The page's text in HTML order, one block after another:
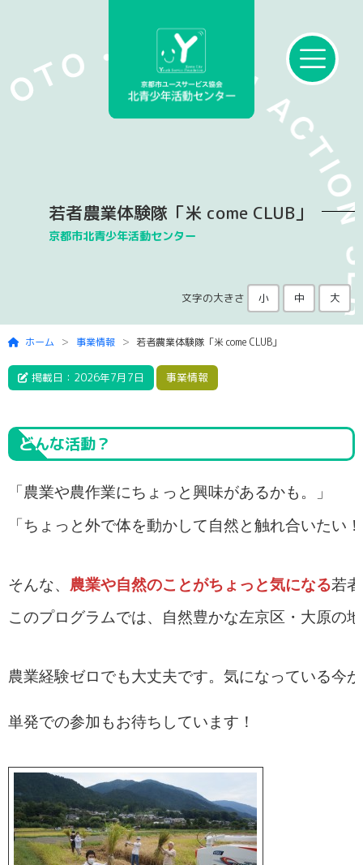
若者農業体験隊「米 come CLUB」
京都市北青少年活動センター
文字の大きさ 小 中 大
ホーム 事業情報 若者農業体験隊「米 come CLUB」
掲載日：2026年7月7日 事業情報
どんな活動？
「農業や農作業にちょっと興味があるかも。」
「ちょっと外で体を動かして自然と触れ合いたい
そんな、 農業や自然のことがちょっと気になる若
このプログラムでは、自然豊かな左京区・大原の
農業経験ゼロでも大丈夫です。気になっている今
単発での参加もお待ちしています！